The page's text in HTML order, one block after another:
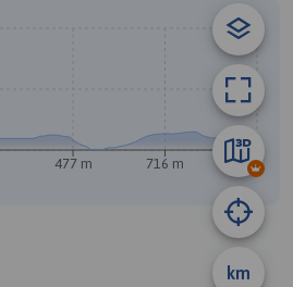
km
477 m 716 m 955 m